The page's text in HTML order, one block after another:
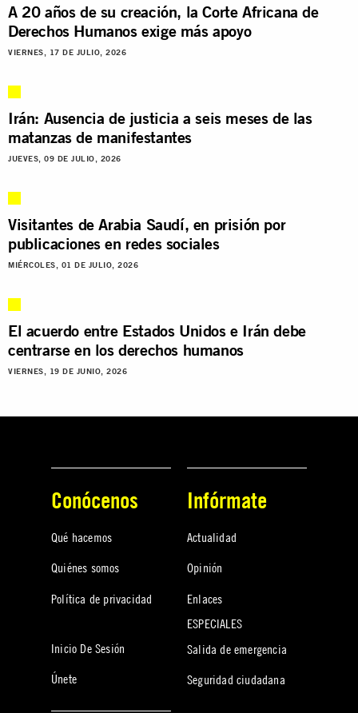
A 20 años de su creación, la Corte Africana de
Derechos Humanos exige más apoyo
VIERNES, 17 DE JULIO, 2026
Irán: Ausencia de justicia a seis meses de las
matanzas de manifestantes
JUEVES, 09 DE JULIO, 2026
Visitantes de Arabia Saudí, en prisión por
publicaciones en redes sociales
MIÉRCOLES, 01 DE JULIO, 2026
El acuerdo entre Estados Unidos e Irán debe
centrarse en los derechos humanos
VIERNES, 19 DE JUNIO, 2026
Conócenos
Qué hacemos
Quiénes somos
Política de privacidad
Inicio De Sesión
Únete
Infórmate
Actualidad
Opinión
Enlaces
ESPECIALES
Salida de emergencia
Seguridad ciudadana